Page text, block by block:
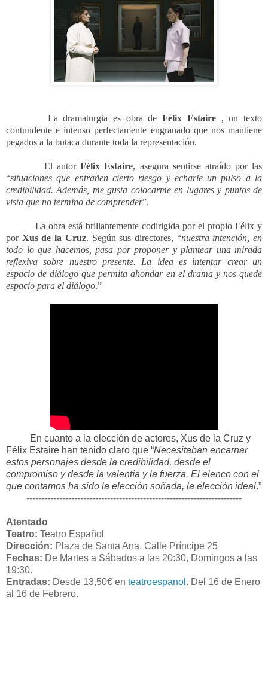
La dramaturgia es obra deFélix Estaire, un texto
contundente e intenso perfectamente engranado que nos mantiene
pegados a la butaca durante toda la representación.
El autorFélix Estaire, asegura sentirse atraído por las
“situaciones que entrañen cierto riesgo y echarle un pulso a la
credibilidad. Además, me gusta colocarme en lugares y puntos de
vista que no termino de comprender”.
La obra está brillantemente codirigida por el propio Félix y
por Xus de la Cruz. Según sus directores, “nuestra intención, en
todo lo que hacemos, pasa por proponer y plantear una mirada
reflexiva sobre nuestro presente. La idea es intentar crear un
espacio de diálogo que permita ahondar en el drama y nos quede
espacio para el diálogo.”
En cuanto a la elección de actores, Xus de la Cruz y
Félix Estaire han tenido claro que “Necesitaban encarnar
estos personajes desde la credibilidad, desde el
compromiso y desde la valentía y la fuerza. El elenco con el
que contamos ha sido la elección soñada, la elección ideal.”
------------------------------------------------------------------------
Atentado
Teatro: Teatro Español
Dirección: Plaza de Santa Ana, Calle Príncipe 25
Fechas: De Martes a Sábados a las 20:30, Domingos a las
19:30.
Entradas: Desde 13,50€ en teatroespanol . Del 16 de Enero
al 16 de Febrero.